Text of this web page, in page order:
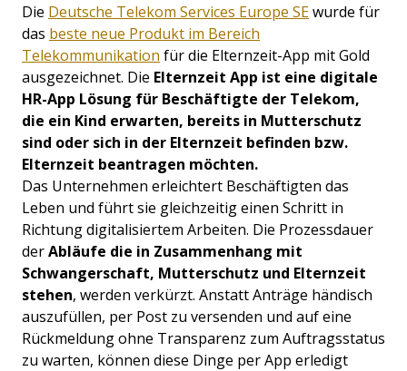
Die Deutsche Telekom Services Europe SEwurde für
das beste neue Produkt im Bereich
Telekommunikation für die Elternzeit-App mit Gold
ausgezeichnet. Die Elternzeit App ist eine digitale
HR-App Lösung für Beschäftigte der Telekom,
die ein Kind erwarten, bereits in Mutterschutz
sind oder sich in der Elternzeit befinden bzw.
Elternzeit beantragen möchten.
Das Unternehmen erleichtert Beschäftigten das
Leben und führt sie gleichzeitig einen Schritt in
Richtung digitalisiertem Arbeiten. Die Prozessdauer
derAbläufe die in Zusammenhang mit
Schwangerschaft, Mutterschutz und Elternzeit
stehen, werden verkürzt. Anstatt Anträge händisch
auszufüllen, per Post zu versenden und auf eine
Rückmeldung ohne Transparenz zum Auftragsstatus
zu warten, können diese Dinge per App erledigt